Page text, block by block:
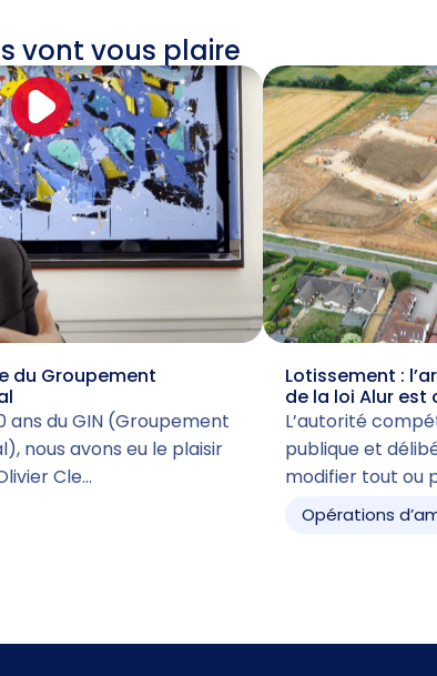
vont vous plaire
du Groupement
ans du GIN (Groupement
nous avons eu le plaisir
Cle…
Lotissement :
de la loi Alur
L’autorité
publique et
modifier tout ou
Opérations